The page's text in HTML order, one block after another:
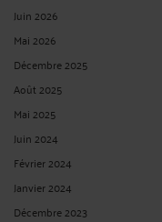
Juin 2026
Mai 2026
Décembre 2025
Août 2025
Mai 2025
Juin 2024
Février 2024
Janvier 2024
Décembre 2023